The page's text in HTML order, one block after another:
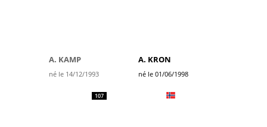
A. KAMP
né le 14/12/1993
A. KRON
né le 01/06/1998
107